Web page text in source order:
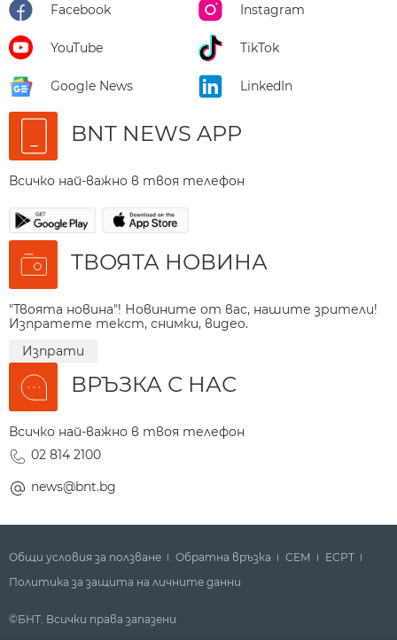
Facebook Instagram
YouTube TikTok
Google News LinkedIn
BNT NEWS APP
Всичко най-важно в твоя телефон
ТВОЯТА НОВИНА
"Твоята новина"! Новините от вас, нашите зрители!
Изпратете текст, снимки, видео.
Изпрати
ВРЪЗКА С НАС
Всичко най-важно в твоя телефон
02 814 2100
news@bnt.bg
Общи условия за ползване Обратна връзка СЕМ
ECPT
Политика за защита на личните данни
©БНТ. Всички права запазени